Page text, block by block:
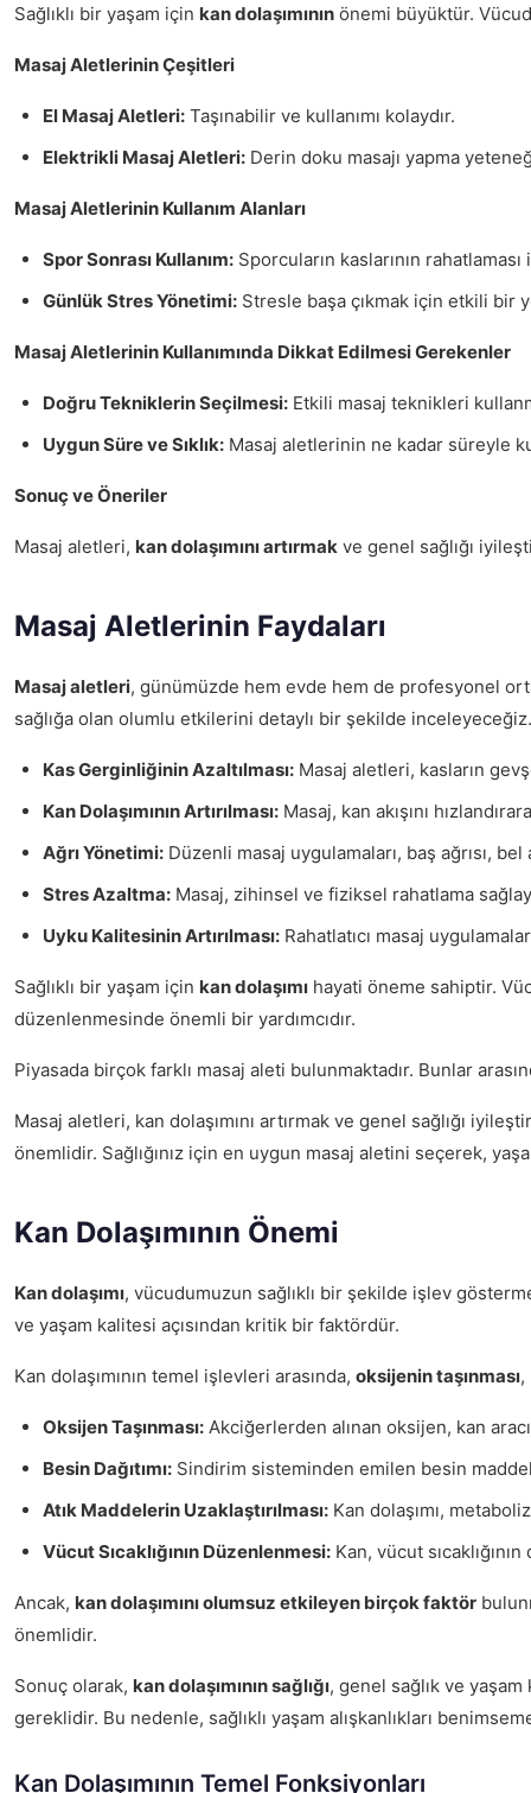
Sağlıklı bir yaşam için kan dolaşımının önemi büyüktür.
Masaj Aletlerinin Çeşitleri
El Masaj Aletleri: Taşınabilir ve kullanımı kolaydır.
Elektrikli Masaj Aletleri: Derin doku masajı yapma
Masaj Aletlerinin Kullanım Alanları
Spor Sonrası Kullanım: Sporcuların kaslarının
Günlük Stres Yönetimi: Stresle başa çıkmak için etkili bir
Masaj Aletlerinin Kullanımında Dikkat Edilmesi Gerekenler
Doğru Tekniklerin Seçilmesi: Etkili masaj teknikleri
Uygun Süre ve Sıklık: Masaj aletlerinin ne kadar süreyle
Sonuç ve Öneriler
Masaj aletleri, kan dolaşımını artırmak ve genel sağlığı
Masaj Aletlerinin Faydaları
Masaj aletleri, günümüzde hem evde hem de profesyonel
sağlığa olan olumlu etkilerini detaylı bir şekilde inceleyeceğiz.
Kas Gerginliğinin Azaltılması: Masaj aletleri, kasların
Kan Dolaşımının Artırılması: Masaj, kan akışını
Ağrı Yönetimi: Düzenli masaj uygulamaları, baş ağrısı,
Stres Azaltma: Masaj, zihinsel ve fiziksel rahatlama
Uyku Kalitesinin Artırılması: Rahatlatıcı masaj
Sağlıklı bir yaşam için kan dolaşımı hayati öneme sahiptir.
düzenlenmesinde önemli bir yardımcıdır.
Piyasada birçok farklı masaj aleti bulunmaktadır. Bunlar
Masaj aletleri, kan dolaşımını artırmak ve genel sağlığı
önemlidir. Sağlığınız için en uygun masaj aletini seçerek,
Kan Dolaşımının Önemi
Kan dolaşımı, vücudumuzun sağlıklı bir şekilde işlev
ve yaşam kalitesi açısından kritik bir faktördür.
Kan dolaşımının temel işlevleri arasında, oksijenin taşınması,
Oksijen Taşınması: Akciğerlerden alınan oksijen, kan
Besin Dağıtımı: Sindirim sisteminden emilen besin
Atık Maddelerin Uzaklaştırılması: Kan dolaşımı,
Vücut Sıcaklığının Düzenlenmesi: Kan, vücut
Ancak, kan dolaşımını olumsuz etkileyen birçok faktör
önemlidir.
Sonuç olarak, kan dolaşımının sağlığı, genel sağlık ve
gereklidir. Bu nedenle, sağlıklı yaşam alışkanlıkları
Kan Dolaşımının Temel Fonksiyonları